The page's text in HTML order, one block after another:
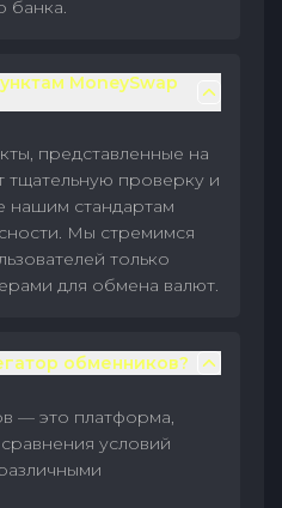
банка.
MoneySwap
представленные на
тщательную проверку и
нашим стандартам
Мы стремимся
только
для обмена валют.
обменников?
— это платформа,
условий